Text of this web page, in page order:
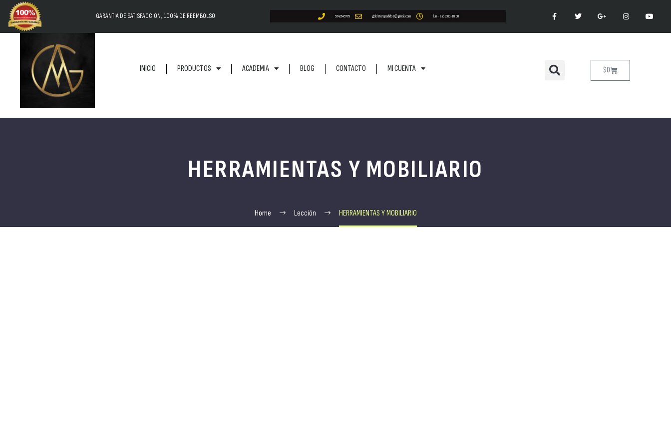
GARANTIA DE SATISFACCION, 100% DE REEMBOLSO 5542645779 goldstorepedidos@gmail.com lun - sab 9:00-18:00
INICIO PRODUCTOS ACADEMIA BLOG CONTACTO MI CUENTA $0
HERRAMIENTAS Y MOBILIARIO
Home Lección HERRAMIENTAS Y MOBILIARIO